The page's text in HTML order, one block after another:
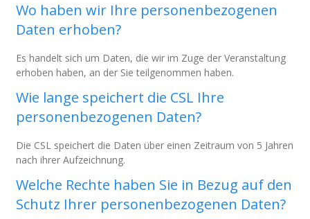
Wo haben wir Ihre personenbezogenen
Daten erhoben?
Es handelt sich um Daten, die wir im Zuge der Veranstaltung
erhoben haben, an der Sie teilgenommen haben.
Wie lange speichert die CSL Ihre
personenbezogenen Daten?
Die CSL speichert die Daten über einen Zeitraum von 5 Jahren
nach ihrer Aufzeichnung.
Welche Rechte haben Sie in Bezug auf den
Schutz Ihrer personenbezogenen Daten?